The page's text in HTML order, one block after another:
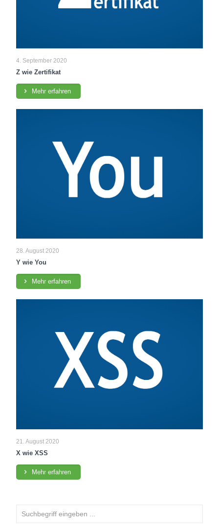
4. September 2020
Z wie Zertifikat
Mehr erfahren
28. August 2020
Y wie You
Mehr erfahren
21. August 2020
X wie XSS
Mehr erfahren